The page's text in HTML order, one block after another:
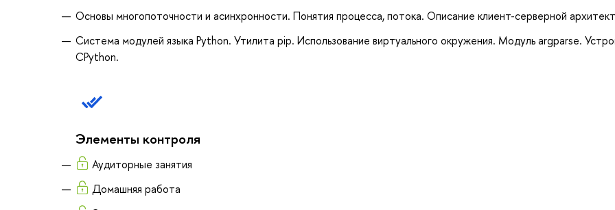
Основы многопоточности и асинхронности. Понятия процесса, потока. Описание клиент-серверной
Система модулей языка Python. Утилита pip. Использование виртуального окружения. Модуль argparse.
CPython.
Элементы контроля
Аудиторные занятия
Домашняя работа